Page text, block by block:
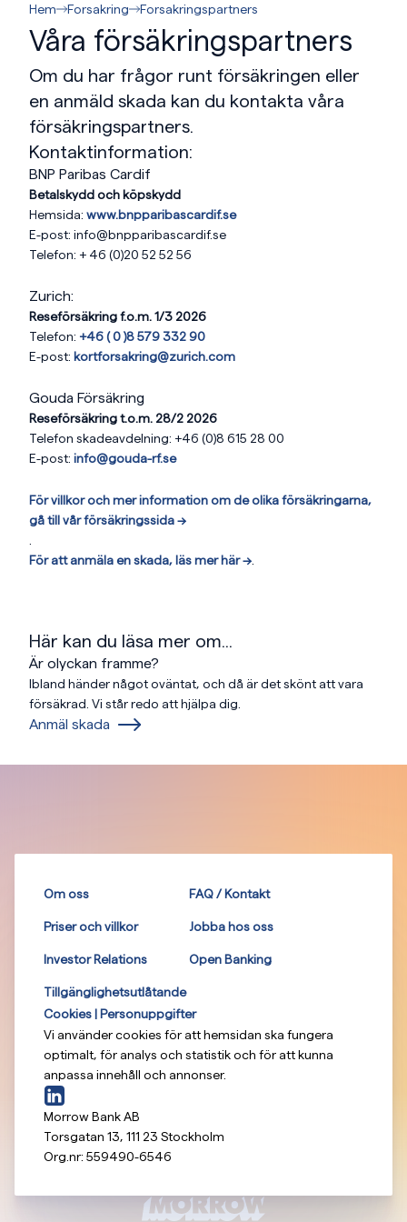
Hem Forsakring Forsakringspartners
Våra försäkringspartners
Om du har frågor runt försäkringen eller
en anmäld skada kan du kontakta våra
försäkringspartners.
Kontaktinformation:
BNP Paribas Cardif
Betalskydd och köpskydd
Hemsida: www.bnpparibascardif.se
E-post: info@bnpparibascardif.se
Telefon: + 46 (0)20 52 52 56
Zurich:
Reseförsäkring f.o.m. 1/3 2026
Telefon: +46 ( 0 )8 579 332 90
E-post: kortforsakring@zurich.com
Gouda Försäkring
Reseförsäkring t.o.m. 28/2 2026
Telefon skadeavdelning: +46 (0)8 615 28 00
E-post: info@gouda-rf.se
För villkor och mer information om de olika försäkringarna,
gå till vår försäkringssida -->
.
För att anmäla en skada, läs mer här -->.
Här kan du läsa mer om...
Är olyckan framme?
Ibland händer något oväntat, och då är det skönt att vara
försäkrad. Vi står redo att hjälpa dig.
Anmäl skada
Om oss FAQ / Kontakt
Priser och villkor Jobba hos oss
Investor Relations Open Banking
Tillgänglighetsutlåtande
Cookies | Personuppgifter
Vi använder cookies för att hemsidan ska fungera
optimalt, för analys och statistik och för att kunna
anpassa innehåll och annonser.
Morrow Bank AB
Torsgatan 13, 111 23 Stockholm
Org.nr: 559490-6546